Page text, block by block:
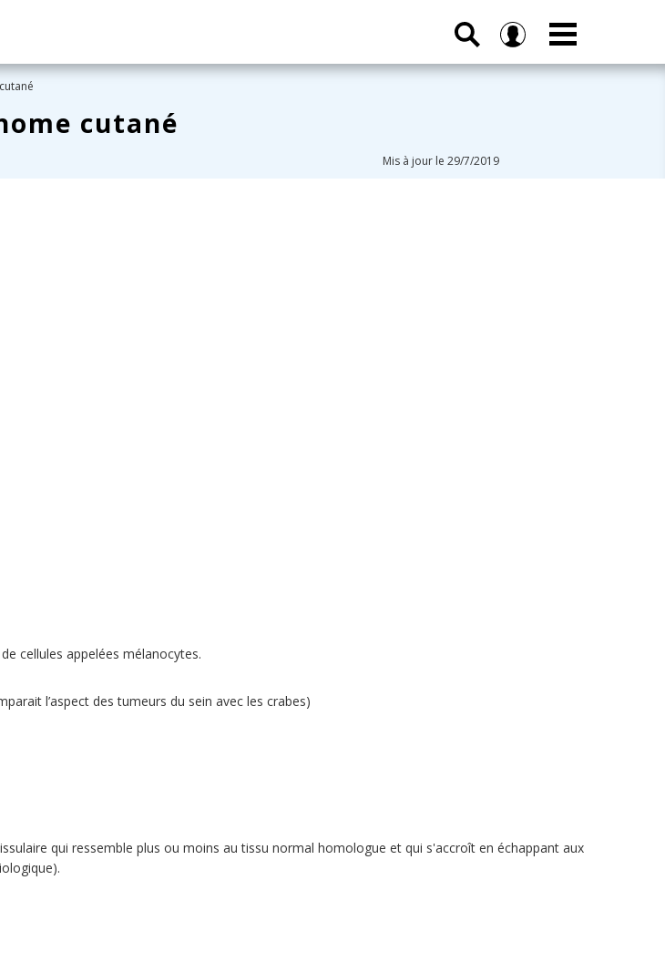
cutané
Mis à jour le 29/7/2019
cellules appelées mélanocytes.
l’aspect des tumeurs du sein avec les crabes)
qui ressemble plus ou moins au tissu normal homologue et qui s'accroît en échappant aux